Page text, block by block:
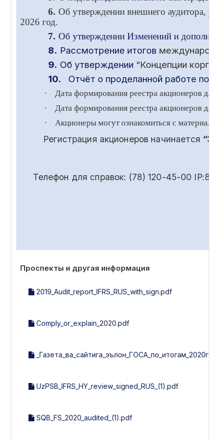
6. Об утверждении внешнего аудитора,
2026 год.
7. Об утверждении Изменений и
8. Рассмотрение итогов
9. Об утверждении “Концепции
10.
Отчёт о проделанной работе по
·
Дата формирования реестра акционеров
·
Дата формирования реестра акционеров для
·
Акционеры могут ознакомиться с
Регистрация акционеров начинается
Телефон для справок: (78) 120-45-00 IP:85-
Проспекты и другая информация
2019_Audit_report_IFRS_RUS_with_sign.pdf
Comply_or_explain_2020.pdf
UzPSB_IFRS_HY_review_signed_RUS_(1).pdf
SQB_FS_2020_audited_(1).pdf